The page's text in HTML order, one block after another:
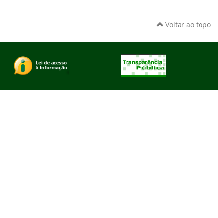
Voltar ao topo